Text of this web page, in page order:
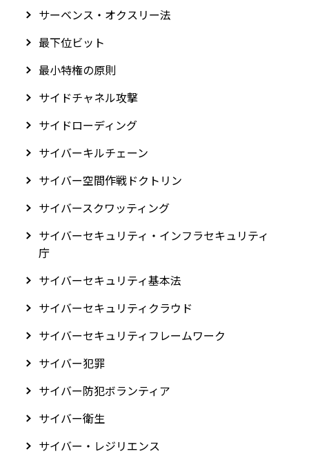
サーベンス・オクスリー法
最下位ビット
最小特権の原則
サイドチャネル攻撃
サイドローディング
サイバーキルチェーン
サイバー空間作戦ドクトリン
サイバースクワッティング
サイバーセキュリティ・インフラセキュリティ
庁
サイバーセキュリティ基本法
サイバーセキュリティクラウド
サイバーセキュリティフレームワーク
サイバー犯罪
サイバー防犯ボランティア
サイバー衛生
サイバー・レジリエンス